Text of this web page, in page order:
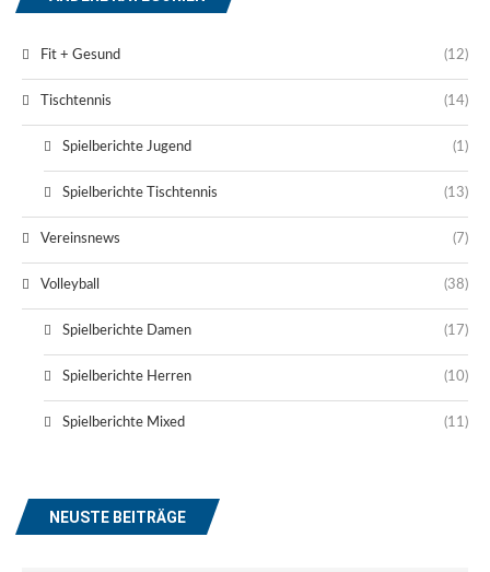
Fit + Gesund (12)
Tischtennis (14)
Spielberichte Jugend (1)
Spielberichte Tischtennis (13)
Vereinsnews (7)
Volleyball (38)
Spielberichte Damen (17)
Spielberichte Herren (10)
Spielberichte Mixed (11)
NEUSTE BEITRÄGE